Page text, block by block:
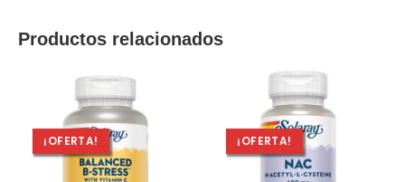
Productos relacionados
¡OFERTA! ¡OFERTA!